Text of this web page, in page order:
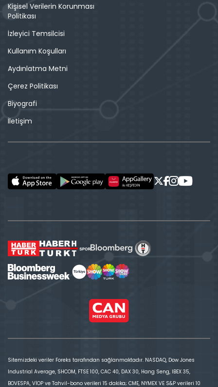
Kişisel Verilerin Korunması
Politikası
İzleyici Temsilcisi
Kullanım Koşulları
Aydınlatma Metni
Çerez Politikası
Biyografi
İletişim
Sitemizdeki veriler Foreks tarafından sağlanmaktadır. NASDAQ, Dow Jones
Industrial Average, SHCOM, FTSE 100, CAC 40, DAX 30, Hang Seng, IBEX 35,
BOVESPA, VİOP ve Tahvil-bono verileri 15 dakika; CME, NYMEX VE S&P verileri 10